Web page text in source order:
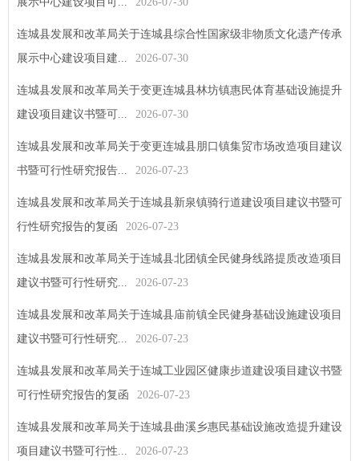
连城县发展和改革局关于连城县综合性国家级非物质文化遗产传承
展示中心建设项目建...
2026-07-30
连城县发展和改革局关于变更连城县林坊镇惠民体育基础设施提升
建设项目建议书暨可...
2026-07-30
连城县发展和改革局关于变更连城县朋口镇集贸市场改造项目建议
书暨可行性研究报告...
2026-07-23
连城县发展和改革局关于连城县新泉镇骑行道建设项目建议书暨可
行性研究报告的复函
2026-07-23
连城县发展和改革局关于连城县北团镇全民健身线路提质改造项目
建议书暨可行性研究...
2026-07-23
连城县发展和改革局关于连城县庙前镇全民健身基础设施建设项目
建议书暨可行性研究...
2026-07-23
连城县发展和改革局关于连城工业园区健康步道建设项目建议书暨
可行性研究报告的复函
2026-07-23
连城县发展和改革局关于连城县曲溪乡惠民基础设施改造提升建设
项目建议书暨可行性...
2026-07-23